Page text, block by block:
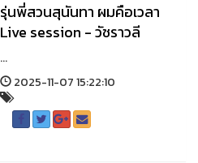
รุ่นพี่สวนสุนันทา ผมคือเวลา
Live session - วัชราวลี
...
2025-11-07 15:22:10